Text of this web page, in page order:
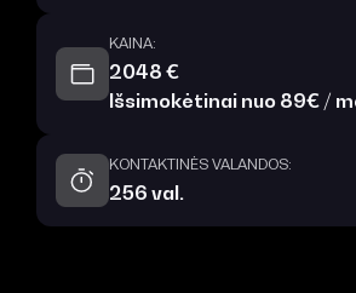
KAINA:
2048 €
Išsimokėtinai nuo 89€ /
KONTAKTINĖS VALANDOS:
256 val.